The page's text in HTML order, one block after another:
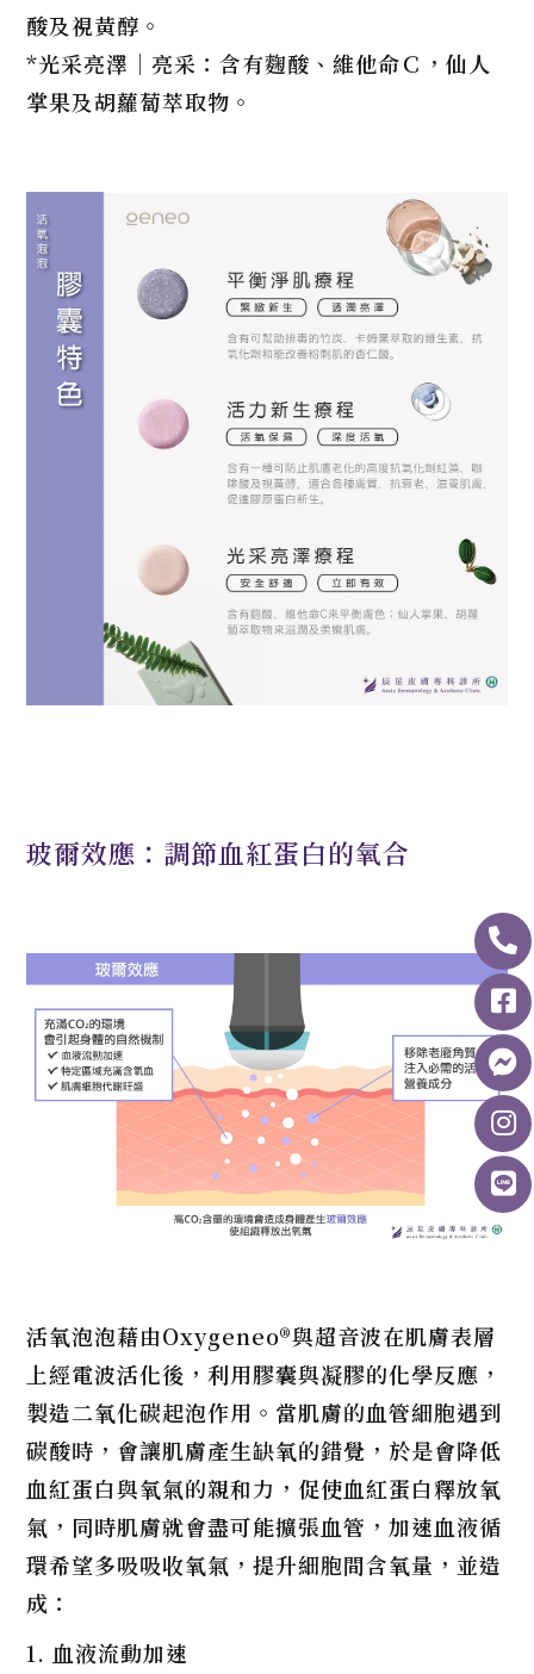
酸及視黃醇。
*光采亮澤｜亮采：含有麴酸、維他命Ｃ，仙人
掌果及胡蘿蔔萃取物。
玻爾效應：調節血紅蛋白的氧合
活氧泡泡藉由Oxygeneo®與超音波在肌膚表層
上經電波活化後，利用膠囊與凝膠的化學反應，
製造二氧化碳起泡作用。當肌膚的血管細胞遇到
碳酸時，會讓肌膚產生缺氧的錯覺，於是會降低
血紅蛋白與氧氣的親和力，促使血紅蛋白釋放氧
氣，同時肌膚就會盡可能擴張血管，加速血液循
環希望多吸吸收氧氣，提升細胞間含氧量，並造
成：
1. 血液流動加速